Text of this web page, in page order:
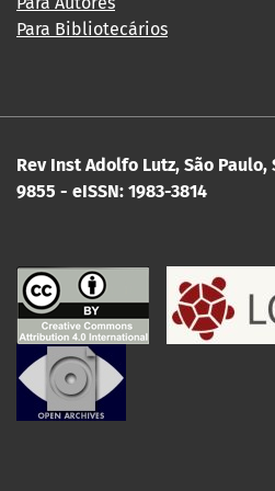
Para Bibliotecários
Rev Inst Adolfo Lutz, São Paulo,
9855 - eISSN: 1983-3814